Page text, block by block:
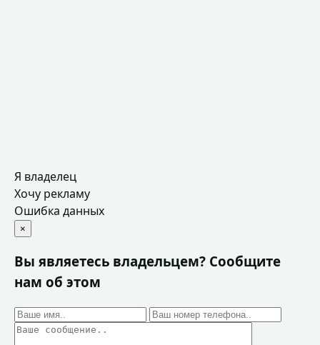
Я владелец
Хочу рекламу
Ошибка данных
×
Вы являетесь владельцем? Сообщите
нам об этом